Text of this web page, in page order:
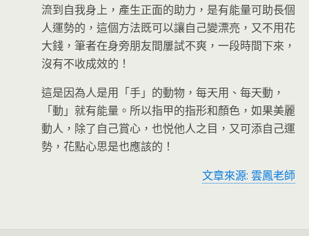
流到自我身上，產生正面的助力，是有能量可助長個
人運勢的，這個方法既可以讓自己變漂亮，又不用花
大錢，筆者在身旁朋友間屢試不爽，一段時間下來，
沒有不收成效的！
這是因為人是用「手」的動物，每天用、每天動，
「動」就有能量。所以指甲的指形和顏色，如果美麗
動人，除了自己賞心，也悦他人之目，又可添自己運
勢，花點心思是也應該的！
文章來源: 雲鳳老師